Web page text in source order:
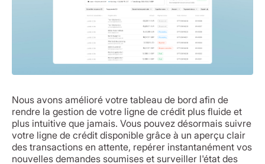
Nous avons amélioré votre tableau de bord afin de
rendre la gestion de votre ligne de crédit plus fluide et
plus intuitive que jamais. Vous pouvez désormais suivre
votre ligne de crédit disponible grâce à un aperçu clair
des transactions en attente, repérer instantanément vos
nouvelles demandes soumises et surveiller l'état des